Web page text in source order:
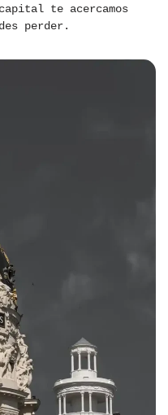
te acercamos
perder.